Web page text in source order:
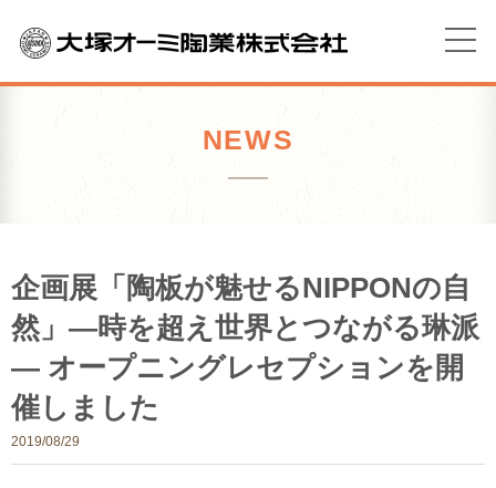
NEWS
企画展「陶板が魅せるNIPPONの自
然」―時を超え世界とつながる琳派
― オープニングレセプションを開
催しました
2019/08/29